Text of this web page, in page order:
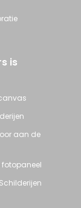
is
aan de
fotopaneel